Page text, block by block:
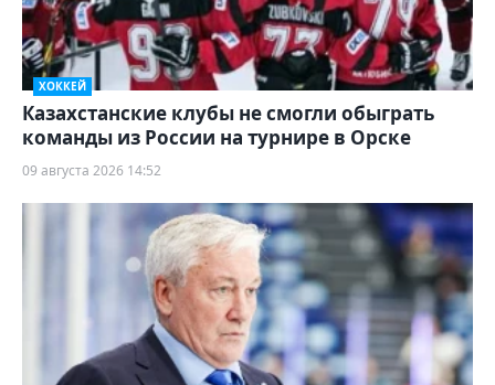
ХОККЕЙ
Казахстанские клубы не смогли обыграть
команды из России на турнире в Орске
09 августа 2026 14:52